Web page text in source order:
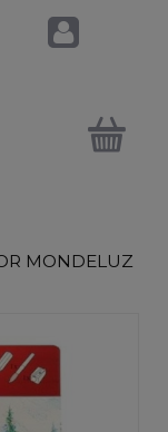
MONDELUZ